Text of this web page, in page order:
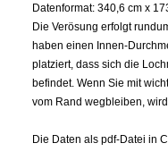
Datenformat: 340,6 cm x
Die Verösung erfolgt
haben einen Innen-
platziert, dass sich die
befindet. Wenn Sie mit
vom Rand wegbleiben,
Die Daten als pdf-Datei in